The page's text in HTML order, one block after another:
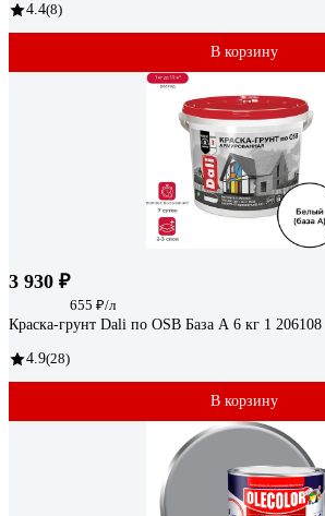
4.4(8)
В корзину
3 930 ₽
655 ₽/л
Краска-грунт Dali по OSB База А 6 кг 1 206108
4.9(28)
В корзину